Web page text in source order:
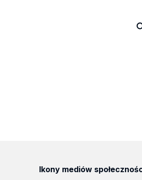
Ikony mediów